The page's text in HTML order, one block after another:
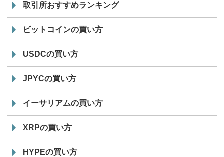
取引所おすすめランキング
ビットコインの買い方
USDCの買い方
JPYCの買い方
イーサリアムの買い方
XRPの買い方
HYPEの買い方